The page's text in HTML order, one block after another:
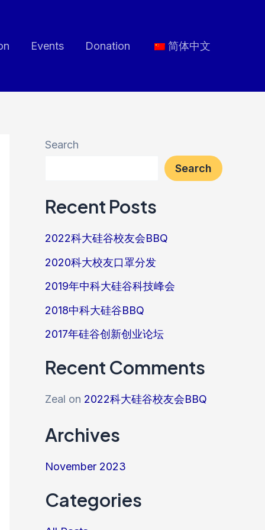
Events Donation 简体中文
Search
Search
Recent Posts
2022科大硅谷校友会BBQ
2020科大校友口罩分发
2019年中科大硅谷科技峰会
2018中科大硅谷BBQ
2017年硅谷创新创业论坛
Recent Comments
Zeal on 2022科大硅谷校友会BBQ
Archives
November 2023
Categories